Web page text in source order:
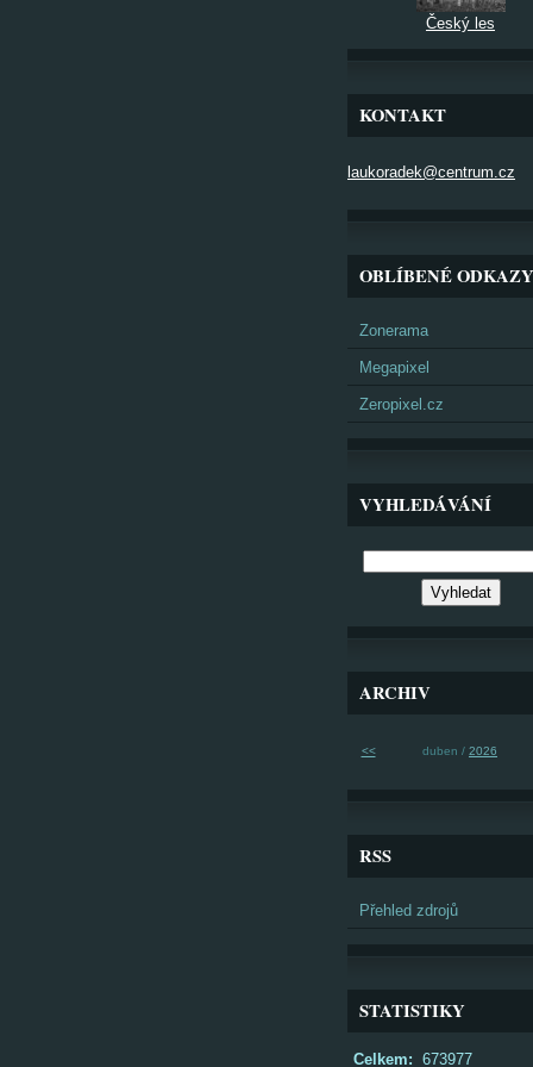
Český les
KONTAKT
laukoradek@centrum.cz
OBLÍBENÉ ODKAZY
Zonerama
Megapixel
Zeropixel.cz
VYHLEDÁVÁNÍ
ARCHIV
<< duben / 2026
RSS
Přehled zdrojů
STATISTIKY
Celkem: 673977